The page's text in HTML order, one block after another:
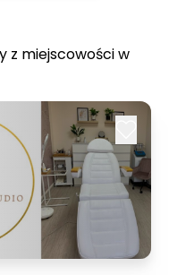
z miejscowości w